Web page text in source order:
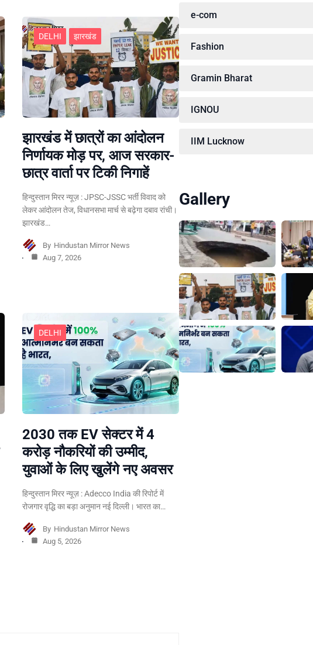
DELHI झारखंड
झारखंड में छात्रों का आंदोलन
निर्णायक मोड़ पर, आज सरकार-
छात्र वार्ता पर टिकी निगाहें
हिन्दुस्तान मिरर न्यूज़ : JPSC-JSSC भर्ती विवाद को
लेकर आंदोलन तेज, विधानसभा मार्च से बढ़ेगा दबाव रांची।
झारखंड…
By Hindustan Mirror News
Aug 7, 2026
DELHI
2030 तक EV सेक्टर में 4
करोड़ नौकरियों की उम्मीद,
युवाओं के लिए खुलेंगे नए अवसर
हिन्दुस्तान मिरर न्यूज़ : Adecco India की रिपोर्ट में
रोजगार वृद्धि का बड़ा अनुमान नई दिल्ली। भारत का…
By Hindustan Mirror News
Aug 5, 2026
e-com
Fashion
Gramin Bharat
IGNOU
IIM Lucknow
Gallery